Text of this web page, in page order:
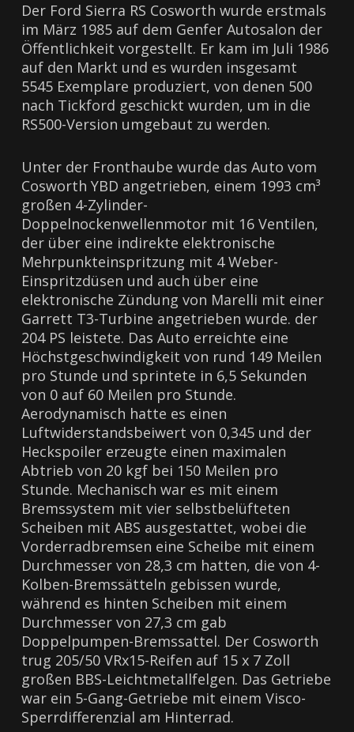
Der Ford Sierra RS Cosworth wurde erstmals
im März 1985 auf dem Genfer Autosalon der
Öffentlichkeit vorgestellt. Er kam im Juli 1986
auf den Markt und es wurden insgesamt
5545 Exemplare produziert, von denen 500
nach Tickford geschickt wurden, um in die
RS500-Version umgebaut zu werden.
Unter der Fronthaube wurde das Auto vom
Cosworth YBD angetrieben, einem 1993 cm³
großen 4-Zylinder-
Doppelnockenwellenmotor mit 16 Ventilen,
der über eine indirekte elektronische
Mehrpunkteinspritzung mit 4 Weber-
Einspritzdüsen und auch über eine
elektronische Zündung von Marelli mit einer
Garrett T3-Turbine angetrieben wurde. der
204 PS leistete. Das Auto erreichte eine
Höchstgeschwindigkeit von rund 149 Meilen
pro Stunde und sprintete in 6,5 Sekunden
von 0 auf 60 Meilen pro Stunde.
Aerodynamisch hatte es einen
Luftwiderstandsbeiwert von 0,345 und der
Heckspoiler erzeugte einen maximalen
Abtrieb von 20 kgf bei 150 Meilen pro
Stunde. Mechanisch war es mit einem
Bremssystem mit vier selbstbelüfteten
Scheiben mit ABS ausgestattet, wobei die
Vorderradbremsen eine Scheibe mit einem
Durchmesser von 28,3 cm hatten, die von 4-
Kolben-Bremssätteln gebissen wurde,
während es hinten Scheiben mit einem
Durchmesser von 27,3 cm gab
Doppelpumpen-Bremssattel. Der Cosworth
trug 205/50 VRx15-Reifen auf 15 x 7 Zoll
großen BBS-Leichtmetallfelgen. Das Getriebe
war ein 5-Gang-Getriebe mit einem Visco-
Sperrdifferenzial am Hinterrad.